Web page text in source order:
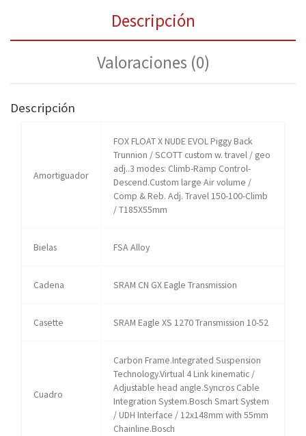
Descripción
Valoraciones (0)
Descripción
Amortiguador
FOX FLOAT X NUDE EVOL Piggy Back
Trunnion / SCOTT custom w. travel / geo
adj..3 modes: Climb-Ramp Control-
Descend.Custom large Air volume /
Comp & Reb. Adj. Travel 150-100-Climb
/ T185X55mm
Bielas FSA Alloy
Cadena SRAM CN GX Eagle Transmission
Casette SRAM Eagle XS 1270 Transmission 10-52
Cuadro
Carbon Frame.Integrated Suspension
Technology.Virtual 4 Link kinematic /
Adjustable head angle.Syncros Cable
Integration System.Bosch Smart System
/ UDH Interface / 12x148mm with 55mm
Chainline.Bosch